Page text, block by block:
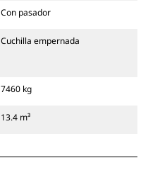
Con pasador
Cuchilla empernada
7460 kg
13.4 m³